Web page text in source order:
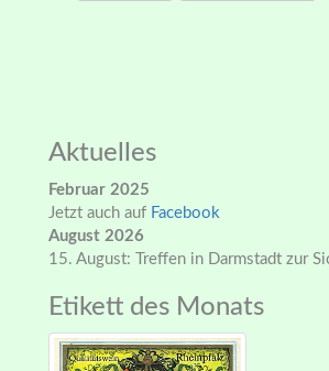
Aktuelles
Februar 2025
Jetzt auch auf Facebook
August 2026
15. August: Treffen in Darmstadt zur
Etikett des Monats